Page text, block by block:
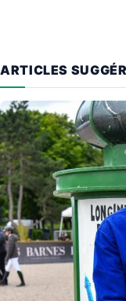
ARTICLES